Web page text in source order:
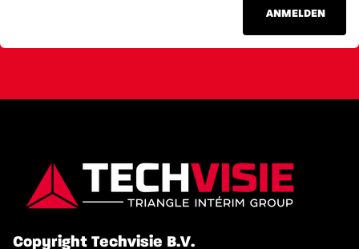
ANMELDEN
Copyright Techvisie B.V.